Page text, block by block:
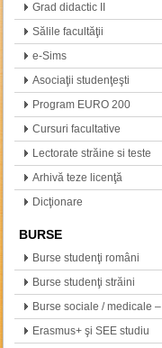
Grad didactic II
Sălile facultăţii
e-Sims
Asociaţii studenţeşti
Program EURO 200
Cursuri facultative
(neogreacă, polonă,…
Lectorate străine si teste
internationale
Arhivă teze licenţă
Dicţionare
BURSE
Burse studenţi români
Burse studenţi străini
Burse sociale / medicale –
info
Erasmus+ şi SEE studiu